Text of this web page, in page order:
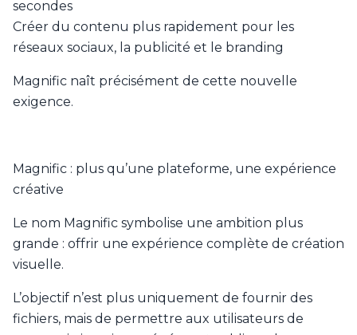
secondes
Créer du contenu plus rapidement pour les
réseaux sociaux, la publicité et le branding
Magnific naît précisément de cette nouvelle
exigence.
Magnific : plus qu’une plateforme, une expérience
créative
Le nom Magnific symbolise une ambition plus
grande : offrir une expérience complète de création
visuelle.
L’objectif n’est plus uniquement de fournir des
fichiers, mais de permettre aux utilisateurs de